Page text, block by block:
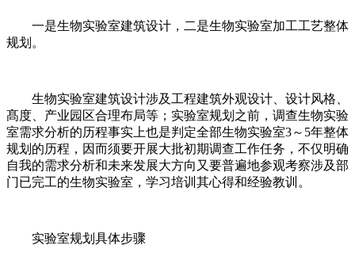
一是生物实验室建筑设计，二是生物实验室加工工艺整体
规划。
生物实验室建筑设计涉及工程建筑外观设计、设计风格、
髙度、产业园区合理布局等；实验室规划之前，调查生物实验
室需求分析的历程事实上也是判定全部生物实验室3～5年整体
规划的历程，因而须要开展大批初期调查工作任务，不仅明确
自我的需求分析和未来发展大方向又要普遍地参观考察涉及部
门已完工的生物实验室，学习培训其心得和经验教训。
实验室规划具体步骤